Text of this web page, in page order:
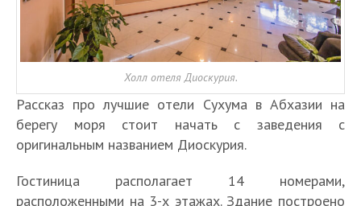
Холл отеля Диоскурия.
Рассказ про лучшие отели Сухума в Абхазии на
берегу моря стоит начать с заведения с
оригинальным названием Диоскурия.
Гостиница располагает 14 номерами,
расположенными на 3-х этажах. Здание построено